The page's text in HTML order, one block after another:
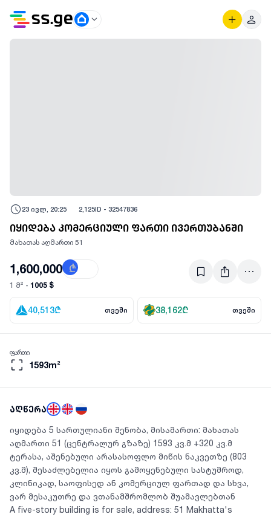
23 ივლ, 20:25 2,125ID - 32547836
იყიდება კომერციული ფართი ივერთუბანში
მახათას აღმართი 51
1,600,000 ₾
1 მ² - 1005 $
40,513₾ თვეში 38,162₾ თვეში
1593m²
ფართი
აღწერა
იყიდება 5 სართულიანი შენობა, მისამართი: მახათას
აღმართი 51 (ცენტრალურ გზაზე) 1593 კვ.მ +320 კვ.მ
ტერასა, აშენებული არასასოფლო მიწის ნაკვეთზე (803
კვ.მ), შესაძლებელია იყოს გამოყენებული სასტუმროდ,
კლინიკად, საოფისედ ან კომერციულ ფართად და სხვა,
ვარ მესაკუთრე და ვთანამშრომლობ შუამავლებთან
A five-story building is for sale, address: 51 Makhatta's